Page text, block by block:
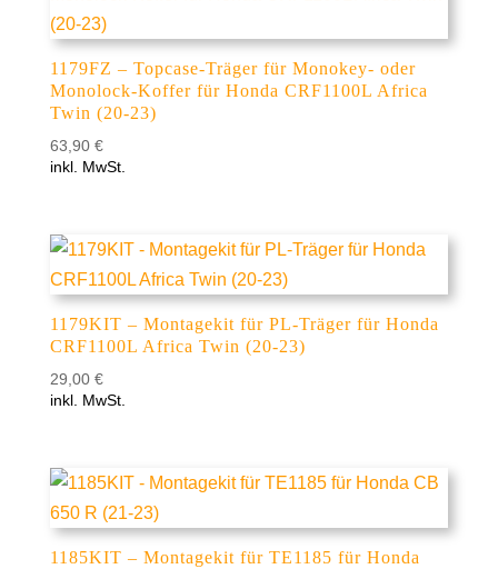
1179FZ – Topcase-Träger für Monokey- oder
Monolock-Koffer für Honda CRF1100L Africa
Twin (20-23)
63,90 €
inkl. MwSt.
1179KIT – Montagekit für PL-Träger für Honda
CRF1100L Africa Twin (20-23)
29,00 €
inkl. MwSt.
1185KIT – Montagekit für TE1185 für Honda